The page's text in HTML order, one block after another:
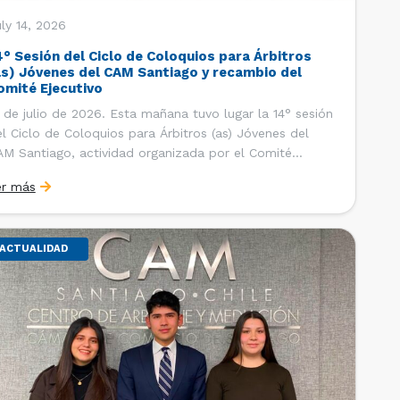
14, 2026
Sesión del Ciclo de Coloquios para Árbitros
Jóvenes del CAM Santiago y recambio del
Ejecutivo
de julio de 2026. Esta mañana tuvo lugar la 14° sesión
Ciclo de Coloquios para Árbitros (as) Jóvenes del
Santiago, actividad organizada por el Comité
y Relaciones Internacionales del Centro, con la
de que los integrantes […]
más
ACTUALIDAD